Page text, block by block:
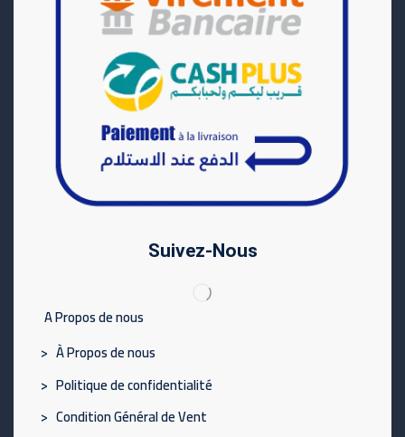
Suivez-Nous
A Propos de nous
> À Propos de nous
> Politique de confidentialité
> Condition Général de Vent